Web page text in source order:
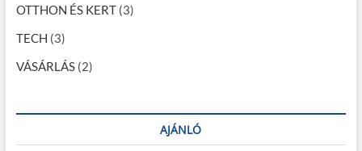
OTTHON ÉS KERT(3)
TECH (3)
VÁSÁRLÁS(2)
AJÁNLÓ